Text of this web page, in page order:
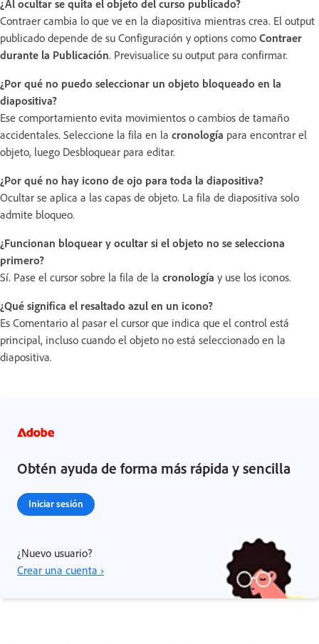
¿Al ocultar se quita el objeto del curso publicado?
Contraer cambia lo que ve en la diapositiva mientras crea. El output
publicado depende de su Configuración y options como Contraer
durante la Publicación. Previsualice su output para confirmar.
¿Por qué no puedo seleccionar un objeto bloqueado en la
diapositiva?
Ese comportamiento evita movimientos o cambios de tamaño
accidentales. Seleccione la fila en la cronología para encontrar el
objeto, luego Desbloquear para editar.
¿Por qué no hay icono de ojo para toda la diapositiva?
Ocultar se aplica a las capas de objeto. La fila de diapositiva solo
admite bloqueo.
¿Funcionan bloquear y ocultar si el objeto no se selecciona
primero?
Sí. Pase el cursor sobre la fila de la cronología y use los iconos.
¿Qué significa el resaltado azul en un icono?
Es Comentario al pasar el cursor que indica que el control está
principal, incluso cuando el objeto no está seleccionado en la
diapositiva.
Obtén ayuda de forma más rápida y sencilla
Iniciar sesión
¿Nuevo usuario?
Crear una cuenta ›